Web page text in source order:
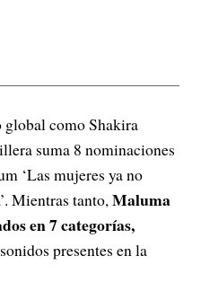
como Shakira
suma 8 nominaciones
‘Las mujeres ya no
Mientras tanto,Maluma
en 7 categorías,
presentes en la